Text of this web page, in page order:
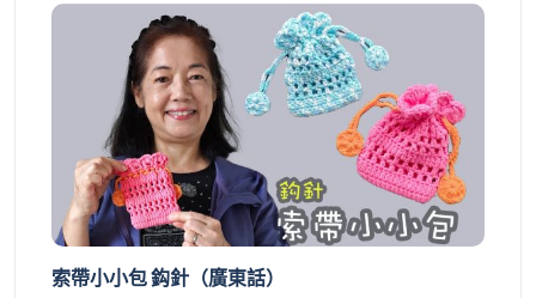
索帶小小包 鈎針（廣東話）